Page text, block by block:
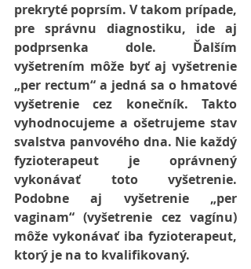
prekryté poprsím. V takom prípade,
pre správnu diagnostiku, ide aj
podprsenka dole. Ďalším
vyšetrením môže byť aj vyšetrenie
„per rectum“ a jedná sa o hmatové
vyšetrenie cez konečník. Takto
vyhodnocujeme a ošetrujeme stav
svalstva panvového dna. Nie každý
fyzioterapeut je oprávnený
vykonávať toto vyšetrenie.
Podobne aj vyšetrenie „per
vaginam“ (vyšetrenie cez vagínu)
môže vykonávať iba fyzioterapeut,
ktorý je na to kvalifikovaný.